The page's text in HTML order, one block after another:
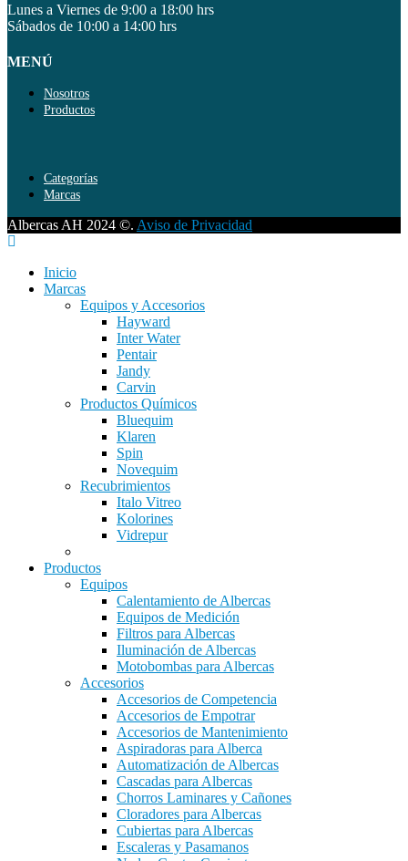
Lunes a Viernes de 9:00 a 18:00 hrs
Sábados de 10:00 a 14:00 hrs
MENÚ
Nosotros
Productos
Categorías
Marcas
Albercas AH 2024 ©. Aviso de Privacidad
Inicio
Marcas
Equipos y Accesorios
Hayward
Inter Water
Pentair
Jandy
Carvin
Productos Químicos
Bluequim
Klaren
Spin
Novequim
Recubrimientos
Italo Vitreo
Kolorines
Vidrepur
Productos
Equipos
Calentamiento de Albercas
Equipos de Medición
Filtros para Albercas
Iluminación de Albercas
Motobombas para Albercas
Accesorios
Accesorios de Competencia
Accesorios de Empotrar
Accesorios de Mantenimiento
Aspiradoras para Alberca
Automatización de Albercas
Cascadas para Albercas
Chorros Laminares y Cañones
Cloradores para Albercas
Cubiertas para Albercas
Escaleras y Pasamanos